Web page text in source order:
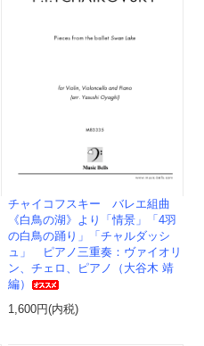
チャイコフスキー バレエ組曲
《白鳥の湖》より「情景」「4羽
の白鳥の踊り」「チャルダッシ
ュ」 ピアノ三重奏：ヴァイオリ
ン、チェロ、ピアノ（大谷木 靖
編）
1,600円(内税)